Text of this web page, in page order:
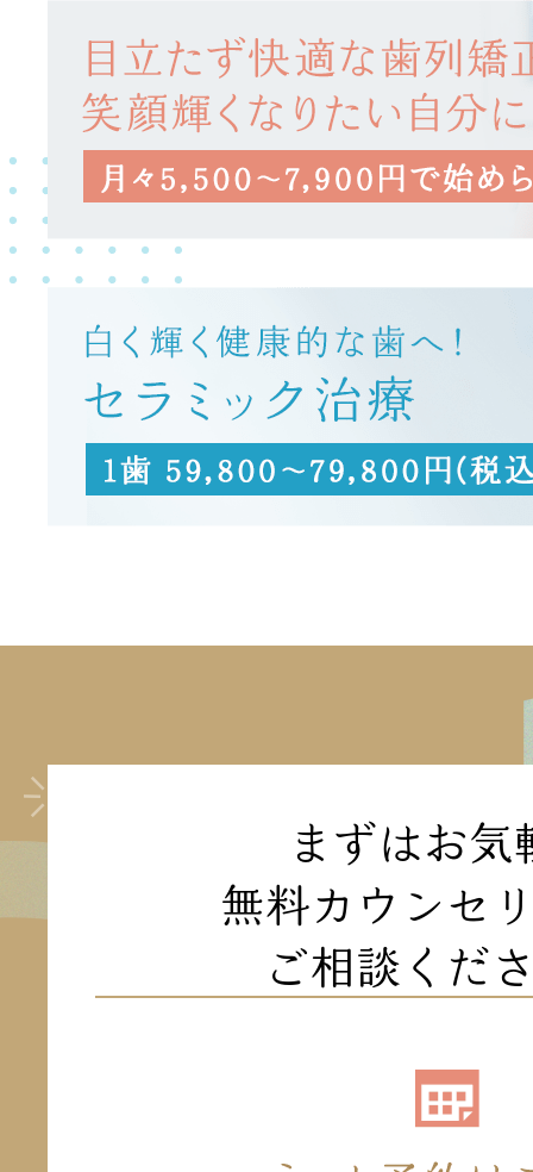
まずはお気
無料カウンセ
ご相談くだ